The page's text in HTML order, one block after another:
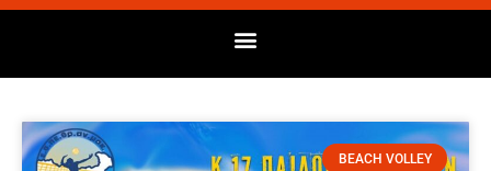
BEACH VOLLEY